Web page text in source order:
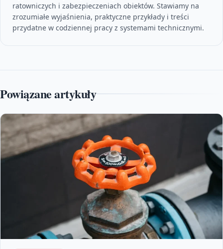
ratowniczych i zabezpieczeniach obiektów. Stawiamy na
zrozumiałe wyjaśnienia, praktyczne przykłady i treści
przydatne w codziennej pracy z systemami technicznymi.
Powiązane artykuły